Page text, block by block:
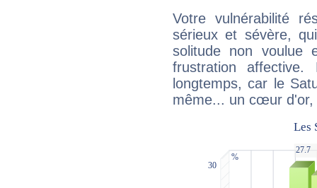
Votre vulnérabilité
sérieux et sévère,
solitude non voulue
frustration
longtemps, car le
même... un cœur d'or,